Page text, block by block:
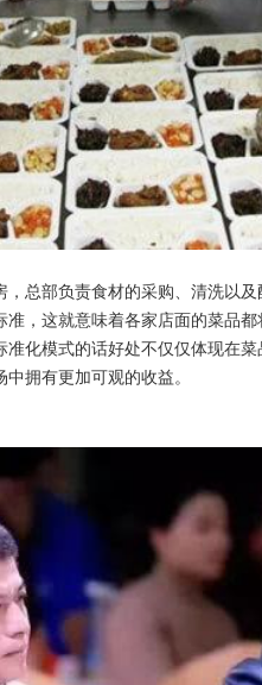
总部负责食材的采购、清洗以
，这就意味着各家店面的菜品
化模式的话好处不仅仅体现在
拥有更加可观的收益。